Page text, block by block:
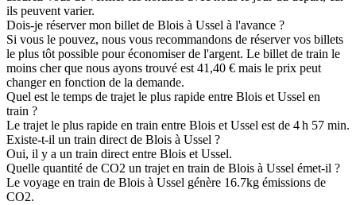
ils peuvent varier.
Dois-je réserver mon billet de Blois à Ussel à l'avance ?
Si vous le pouvez, nous vous recommandons de réserver vos billets
le plus tôt possible pour économiser de l'argent. Le billet de train le
moins cher que nous ayons trouvé est 41,40 € mais le prix peut
changer en fonction de la demande.
Quel est le temps de trajet le plus rapide entre Blois et Ussel en
train ?
Le trajet le plus rapide en train entre Blois et Ussel est de 4 h 57 min.
Existe-t-il un train direct de Blois à Ussel ?
Oui, il y a un train direct entre Blois et Ussel.
Quelle quantité de CO2 un trajet en train de Blois à Ussel émet-il ?
Le voyage en train de Blois à Ussel génère 16.7kg émissions de
CO2.